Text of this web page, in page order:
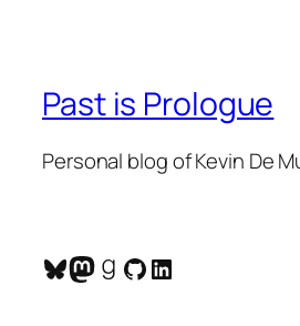
Past is Prologue
Personal blog of Kevin De
Bluesky
Mastodon
Goodreads
GitHub
LinkedIn